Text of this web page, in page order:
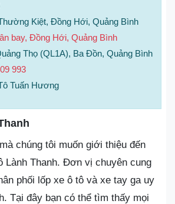
Kiệt, Đồng Hới, Quảng Bình
bay, Đồng Hới, Quảng Bình
Thọ (QL1A), Ba Đồn, Quảng Bình
993
Tuấn Hương
chúng tôi muốn giới thiệu đến
Lành Thanh. Đơn vị chuyên cung
phối lốp xe ô tô và xe tay ga uy
Tại đây bạn có thể tìm thấy mọi